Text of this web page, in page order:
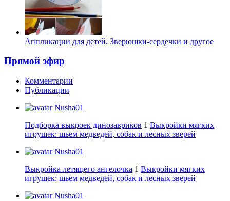
Аппликации для детей. Зверюшки-сердечки и другое
Прямой эфир
Комментарии
Публикации
Nusha01
Подборка выкроек динозавриков 1 Выкройки мягких
игрушек: шьем медведей, собак и лесных зверей
Nusha01
Выкройка летящего ангелочка 1 Выкройки мягких
игрушек: шьем медведей, собак и лесных зверей
Nusha01